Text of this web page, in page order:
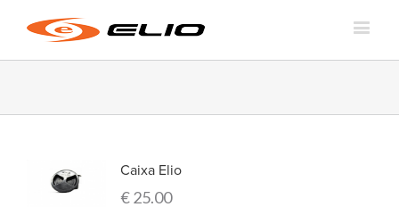
Caixa Elio
€25.00